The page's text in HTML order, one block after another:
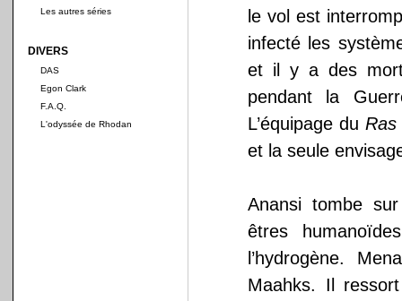
Les autres séries
DIVERS
DAS
Egon Clark
F.A.Q.
L'odyssée de Rhodan
le vol est
infecté les
et il y a des
pendant la
L’équipage du Ras
et la seule
Anansi tombe
êtres
l’hydrogène.
Maahks. Il ressort